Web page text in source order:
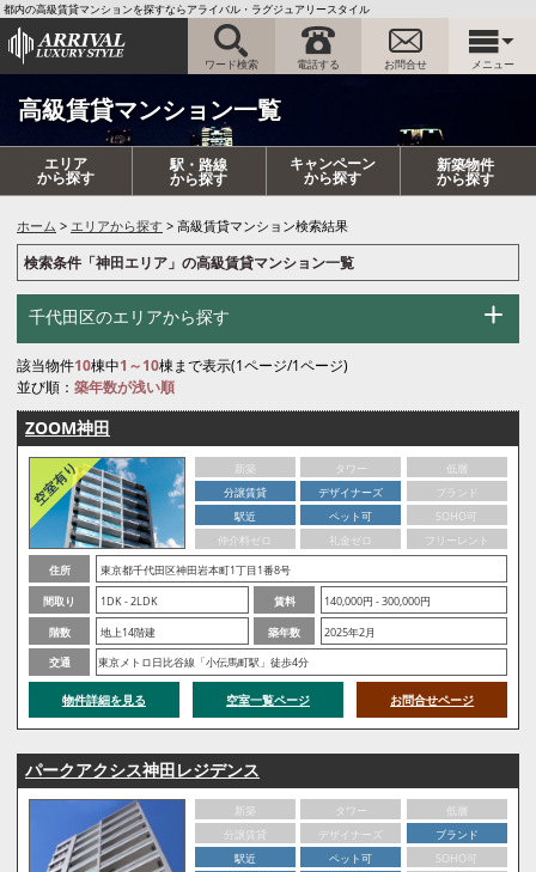
都内の高級賃貸マンションを探すならアライバル・ラグジュアリースタイル
ワード検索 電話する お問合せ メニュー
高級賃貸マンション一覧
エリア
から探す
駅・路線
から探す
キャンペーン
から探す
新築物件
から探す
ホーム エリアから探す 高級賃貸マンション検索結果
検索条件「神田エリア」の高級賃貸マンション一覧
千代田区のエリアから探す
該当物件10棟中1～10棟まで表示(1ページ/1ページ)
並び順： 築年数が浅い順
ZOOM神田
新築 タワー
低層
分譲賃貸
デザイナーズ
ブランド
駅近
ペット可
SOHO可
仲介料ゼロ
礼金ゼロ
フリーレント
住所
東京都千代田区神田岩本町1丁目1番8号
間取り
1DK - 2LDK 賃料
140,000円 - 300,000円
階数
地上14階建 築年数
2025年2月
交通
東京メトロ日比谷線「小伝馬町駅」徒歩4分
物件詳細を見る 空室一覧ページ お問合せページ
パークアクシス神田レジデンス
新築 タワー
低層
分譲賃貸
デザイナーズ
ブランド
駅近
ペット可
SOHO可